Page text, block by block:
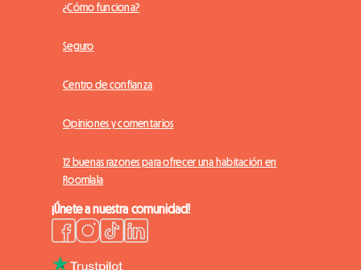
¿Cómo funciona?
Seguro
Centro de confianza
Opiniones y comentarios
12 buenas razones para ofrecer una habitación en
Roomlala
¡Únete a nuestra comunidad!